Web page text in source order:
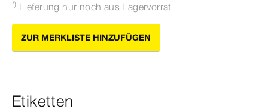
*) Lieferung nur noch aus Lagervorrat
ZUR MERKLISTE HINZUFÜGEN
Etiketten